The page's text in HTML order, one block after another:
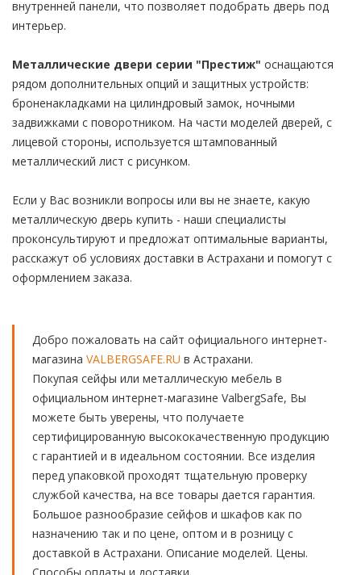
внутренней панели, что позволяет подобрать дверь под
интерьер.
Металлические двери серии "Престиж" оснащаются
рядом дополнительных опций и защитных устройств:
броненакладками на цилиндровый замок, ночными
задвижками с поворотником. На части моделей дверей, с
лицевой стороны, используется штампованный
металлический лист с рисунком.
Если у Вас возникли вопросы или вы не знаете, какую
металлическую дверь купить - наши специалисты
проконсультируют и предложат оптимальные варианты,
расскажут об условиях доставки в Астрахани и помогут с
оформлением заказа.
Добро пожаловать на сайт официального интернет-
магазина VALBERGSAFE.RU в Астрахани.
Покупая сейфы или металлическую мебель в
официальном интернет-магазине ValbergSafe, Вы
можете быть уверены, что получаете
сертифицированную высококачественную продукцию
с гарантией и в идеальном состоянии. Все изделия
перед упаковкой проходят тщательную проверку
службой качества, на все товары дается гарантия.
Большое разнообразие сейфов и шкафов как по
назначению так и по цене, оптом и в розницу с
доставкой в Астрахани. Описание моделей. Цены.